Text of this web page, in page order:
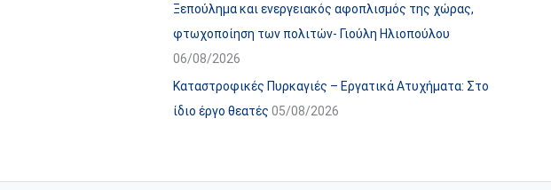
ω
ν
ι
σ
τ
ο
χ
ο
Ξεπούλημα και ενεργειακός αφοπλισμός της χώρας,
φτωχοποίηση των πολιτών- Γιούλη Ηλιοπούλου
06/08/2026
Καταστροφικές Πυρκαγιές – Εργατικά Ατυχήματα: Στο
ίδιο έργο θεατές 05/08/2026